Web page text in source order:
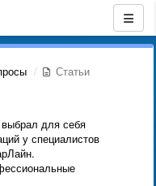
Статьи
для себя
у специалистов